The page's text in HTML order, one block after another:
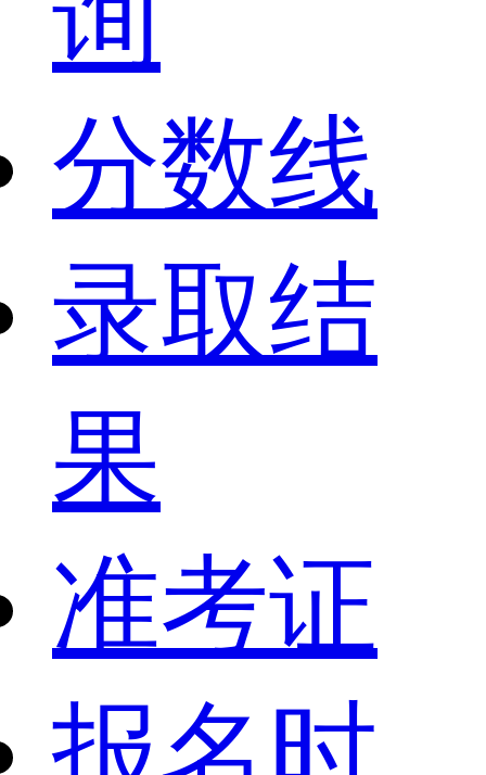
分数线
录取结
果
准考证